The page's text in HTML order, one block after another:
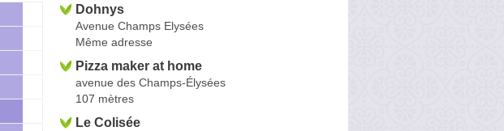
Dohnys
Avenue Champs Elysées
Même adresse
Pizza maker at home
avenue des Champs-Élysées
107 mètres
Le Colisée